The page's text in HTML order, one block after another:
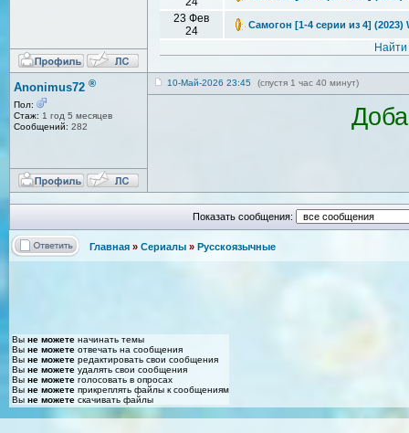
23 Фев
24
Самогон [1-4 серии из 4] (2023)
Anonimus72 ®
Пол:
Стаж: 1 год 5 месяцев
Сообщений: 282
10-Май-2026 23:45 (спустя 1 час 40 минут)
Показать сообщения:
Главная » Сериалы » Русскоязычные
Вы не можете начинать темы
Вы не можете отвечать на сообщения
Вы не можете редактировать свои сообщения
Вы не можете удалять свои сообщения
Вы не можете голосовать в опросах
Вы не можете прикреплять файлы к сообщениям
Вы не можете скачивать файлы